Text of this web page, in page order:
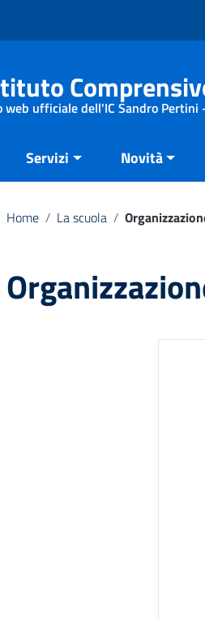
web ufficiale dell'IC Sandro Pertini
Servizi Novità
Home / La scuola /